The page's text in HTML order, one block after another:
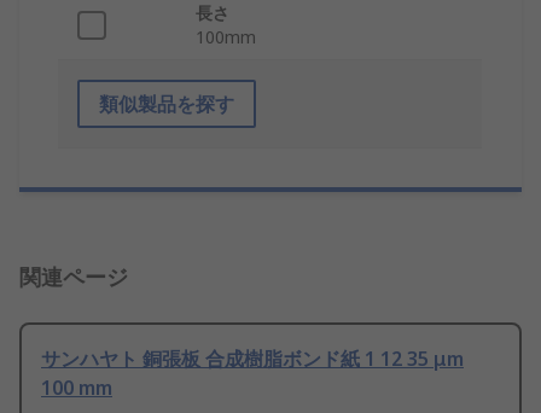
長さ
100mm
類似製品を探す
関連ページ
サンハヤト 銅張板 合成樹脂ボンド紙 1 12 35 μm
100 mm